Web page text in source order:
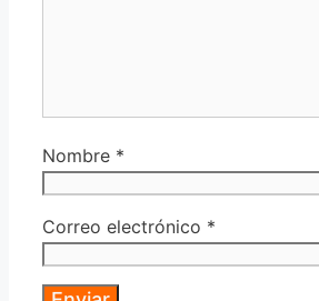
Nombre *
Correo electrónico *